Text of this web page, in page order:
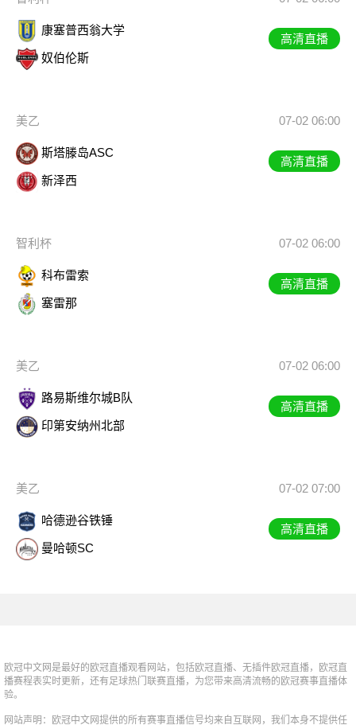
康塞普西翁大学
奴伯伦斯
高清直播
美乙 07-02 06:00
斯塔滕岛ASC
新泽西
高清直播
智利杯 07-02 06:00
科布雷索
塞雷那
高清直播
美乙 07-02 06:00
路易斯维尔城B队
印第安纳州北部
高清直播
美乙 07-02 07:00
哈德逊谷铁锤
曼哈顿SC
高清直播
欧冠中文网是最好的欧冠直播观看网站，包括欧冠直播、无插件欧冠直播，欧冠直
播赛程表实时更新，还有足球热门联赛直播，为您带来高清流畅的欧冠赛事直播体
验。
网站声明：欧冠中文网提供的所有赛事直播信号均来自互联网，我们本身不提供任